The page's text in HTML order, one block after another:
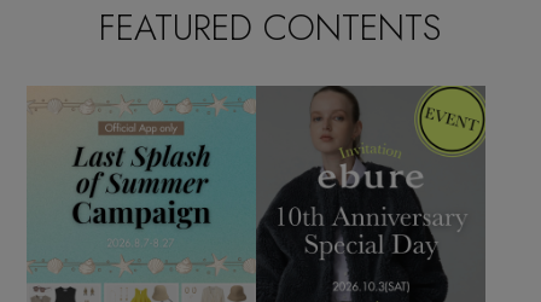
FEATURED CONTENTS